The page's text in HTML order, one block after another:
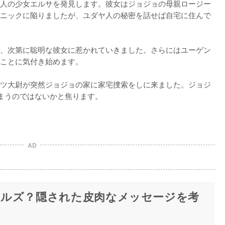
の少女エルサを発見します。彼女はジョジョの母親ロージー
ックに陥りましたが、ユダヤ人の秘密を話せば自宅に住んで
次第に聡明な彼女に惹かれていきました。さらにはユーゲン
とに気付き始めます。
大尉が突然ジョジョの家に家宅捜索をしに来ました。ジョジ
のではないかと焦ります。
AD
ズ？隠された皮肉なメッセージを考